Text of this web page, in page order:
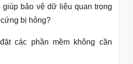
bảo vệ dữ liệu quan trọng
bị hỏng?
các phần mềm không cần